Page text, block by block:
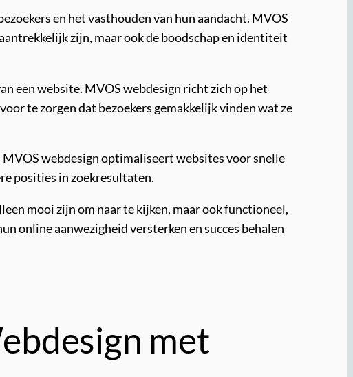
en het vasthouden van hun aandacht. MVOS
zijn, maar ook de boodschap en identiteit
een website. MVOS webdesign richt zich op het
te zorgen dat bezoekers gemakkelijk vinden wat ze
webdesign optimaliseert websites voor snelle
posities in zoekresultaten.
mooi zijn om naar te kijken, maar ook functioneel,
online aanwezigheid versterken en succes behalen
met